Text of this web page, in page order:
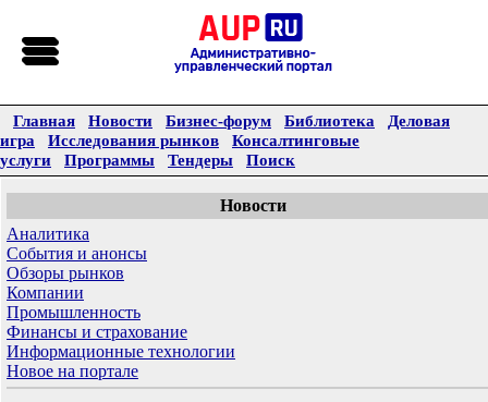
Главная Новости Бизнес-форум Библиотека
Деловая
игра
Исследования рынков
Консалтинговые
услуги
Программы Тендеры Поиск
Новости
Аналитика
События и анонсы
Обзоры рынков
Компании
Промышленность
Финансы и страхование
Информационные технологии
Новое на портале